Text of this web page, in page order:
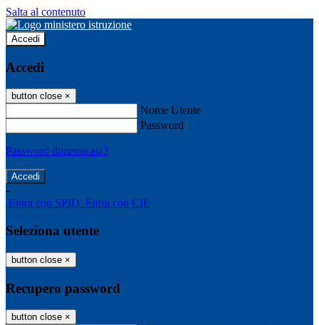
Salta al contenuto
Accedi
Accedi
button close ×
Nome Utente
Password
Password dimenticata?
-
Entra con SPID Entra con CIE
Seleziona utente
button close ×
Recupero password
button close ×